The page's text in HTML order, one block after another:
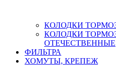
КОЛОДКИ
КОЛОДКИ
ОТЕЧЕСТВЕННЫЕ
ФИЛЬТРА
ХОМУТЫ, КРЕПЕЖ